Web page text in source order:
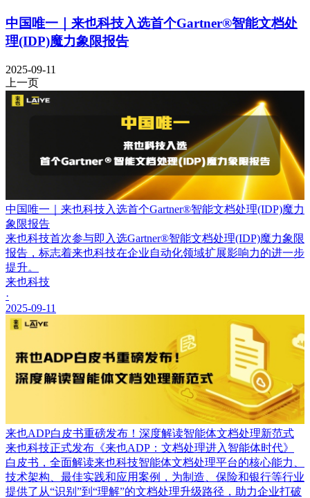
中国唯一｜来也科技入选首个Gartner®智能文档处
理(IDP)魔力象限报告
2025-09-11
上一页
中国唯一｜来也科技入选首个Gartner®智能文档处理(IDP)魔力
象限报告
来也科技首次参与即入选Gartner®智能文档处理(IDP)魔力象限
报告，标志着来也科技在企业自动化领域扩展影响力的进一步
提升。
来也科技
·
2025-09-11
来也ADP白皮书重磅发布！深度解读智能体文档处理新范式
来也科技正式发布《来也ADP：文档处理进入智能体时代》
白皮书，全面解读来也科技智能体文档处理平台的核心能力、
技术架构、最佳实践和应用案例，为制造、保险和银行等行业
提供了从“识别”到“理解”的文档处理升级路径，助力企业打破